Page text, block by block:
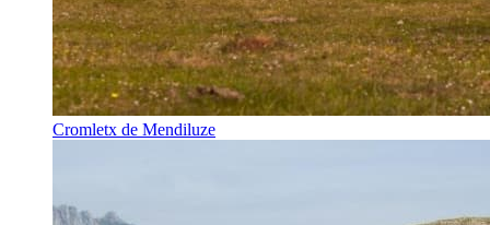
Cromletx de Mendiluze